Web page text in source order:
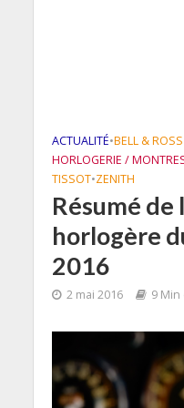
ACTUALITÉ•BELL & ROSS
HORLOGERIE /
TISSOT•ZENITH
Résumé de
horlogère
2016
2 mai 2016 9